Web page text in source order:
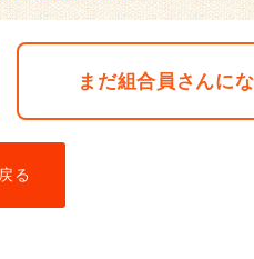
まだ組合員さんに
戻る